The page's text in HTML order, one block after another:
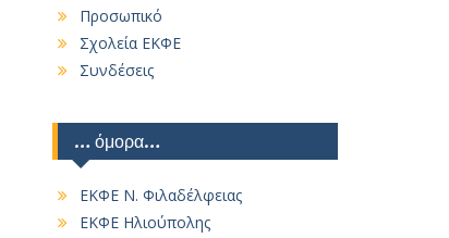
Προσωπικό
Σχολεία ΕΚΦΕ
Συνδέσεις
… όμορα…
ΕΚΦΕ Ν. Φιλαδέλφειας
ΕΚΦΕ Ηλιούπολης